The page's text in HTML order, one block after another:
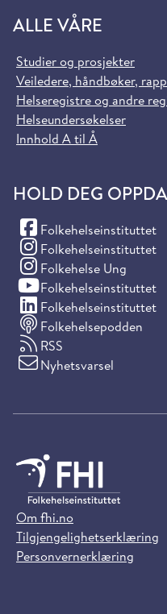
ALLE VÅRE
Studier og prosjekter
Veiledere, håndbøker,
Helseregistre og andre
Helseundersøkelser
Innhold A til Å
HOLD DEG
Folkehelseinstituttet
(Facebook)
Folkehelseinstituttet
(Instagram)
Folkehelse Ung
(Instagram)
Folkehelseinstituttet
(YouTube)
Folkehelseinstituttet
(LinkedIn)
Folkehelsepodden
RSS
Nyhetsvarsel
Om fhi.no
Tilgjengelighetserklæring
Personvernerklæring